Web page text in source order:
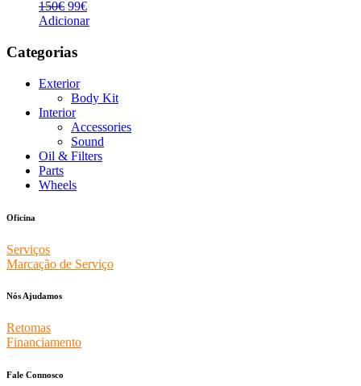
150€ O
preço
era:
99€O
preço
Adicionar
Categorias
Exterior
Body Kit
Interior
Accessories
Sound
Oil & Filters
Parts
Wheels
Oficina
Serviços
Marcação de Serviço
Nós Ajudamos
Retomas
Financiamento
Fale Connosco